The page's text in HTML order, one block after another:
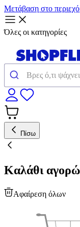
Μετάβαση στο
Όλες οι κατηγορίες
Πίσω
Καλάθι
Αφαίρεση όλων